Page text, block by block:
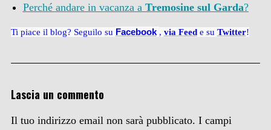
Perché andare in vacanza a Tremosine sul Garda?
Ti piace il blog? Seguilo su Facebook , via Feede su Twitter!
Lascia un commento
Il tuo indirizzo email non sarà pubblicato. I campi